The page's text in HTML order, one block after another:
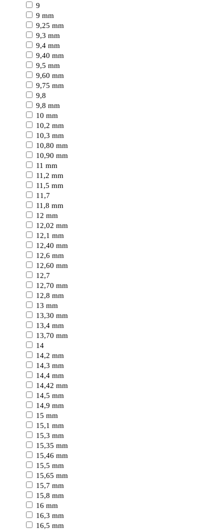
9
9 mm
9,25 mm
9,3 mm
9,4 mm
9,40 mm
9,5 mm
9,60 mm
9,75 mm
9,8
9,8 mm
10 mm
10,2 mm
10,3 mm
10,80 mm
10,90 mm
11 mm
11,2 mm
11,5 mm
11,7
11,8 mm
12 mm
12,02 mm
12,1 mm
12,40 mm
12,6 mm
12,60 mm
12,7
12,70 mm
12,8 mm
13 mm
13,30 mm
13,4 mm
13,70 mm
14
14,2 mm
14,3 mm
14,4 mm
14,42 mm
14,5 mm
14,9 mm
15 mm
15,1 mm
15,3 mm
15,35 mm
15,46 mm
15,5 mm
15,65 mm
15,7 mm
15,8 mm
16 mm
16,3 mm
16,5 mm